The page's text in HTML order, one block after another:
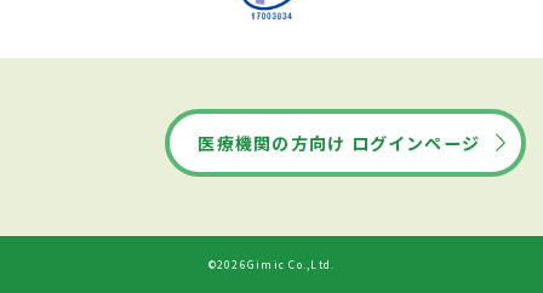
医療機関の方向け ログインページ
©2026Gimic Co.,Ltd.